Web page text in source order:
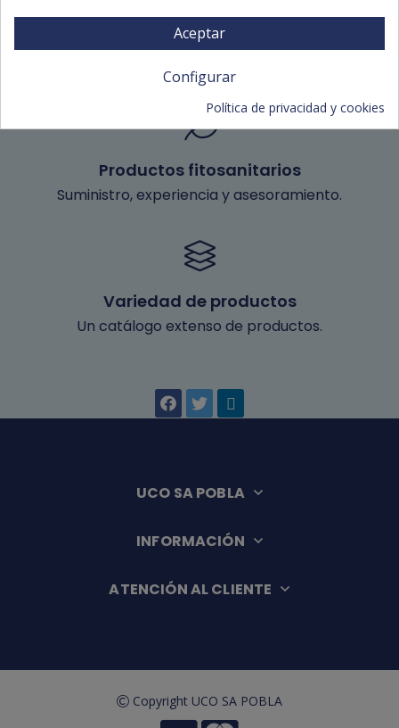
Degustaciones
Productos fitosanitarios
Suministro, experiencia y asesoramiento.
Variedad de productos
Un catálogo extenso de productos.
UCO SA POBLA
INFORMACIÓN
ATENCIÓN AL CLIENTE
Copyright UCO SA POBLA
Aceptar
Configurar
Política de privacidad y cookies